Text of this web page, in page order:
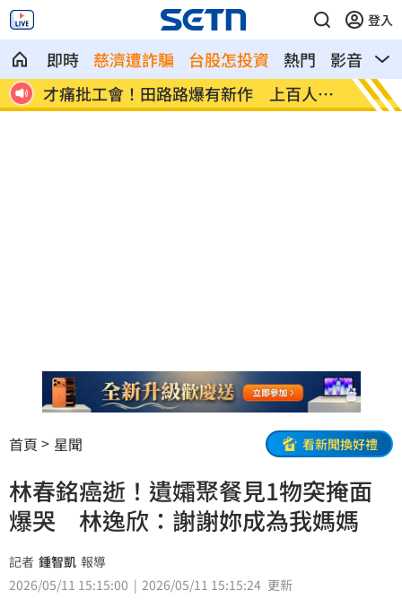
登入
即時 慈濟遭詐騙 台股怎投資 熱門 影音
熱
檢
才痛批工會！田路路爆有新作 上百人找
她
鬼月
首頁 星聞 看新聞換好禮
林春銘癌逝！遺孀聚餐見1物突掩面
爆哭 林逸欣：謝謝妳成為我媽媽
記者 鍾智凱 報導
2026/05/11 15:15:00
2026/05/11 15:15:24 更新